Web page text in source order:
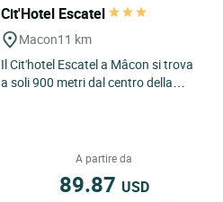
Cit'Hotel Escatel
Macon11 km
Il Cit'hotel Escatel a Mâcon si trova
a soli 900 metri dal centro della
A partire da
89.87 USD